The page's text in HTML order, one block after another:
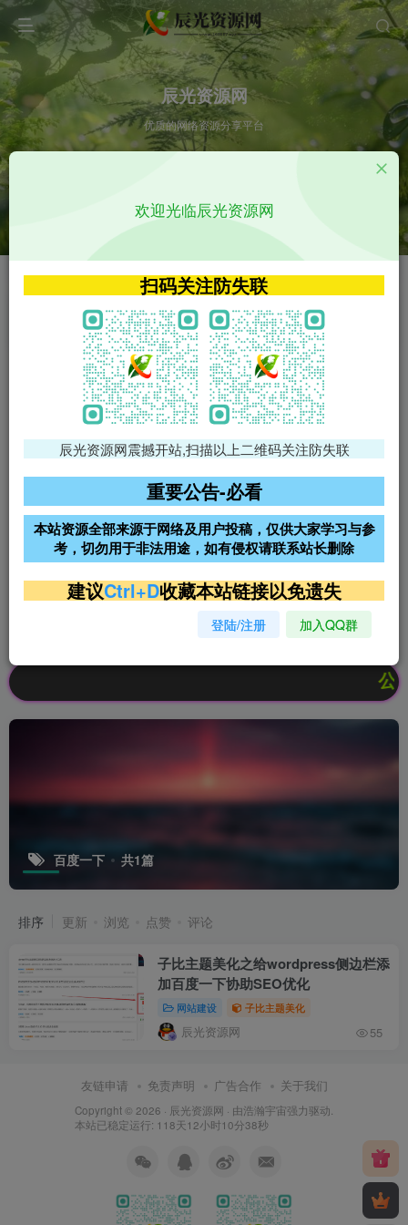
辰光资源网
优质的网络资源分享平台
VIP特权介绍 APP源码
VIP特权介绍
火
VIP特权介绍
影视源码
影视源码
免费领支付宝红包
腾讯轻量4核4G3M服务器38元/
阿里云2核2G200M服务器68元/
年
雨云高防免备案服务器
超低价文字广告位招租 超低价文字广告位招租
超低价文字广告位招租
公告
百度一下 共1篇
排序 更新 浏览 点赞 评论
子比主题美化之给wordpress侧边栏添
加百度一下协助SEO优化
网站建设 子比主题美化
辰光资源网 55
友链申请 免责声明 广告合作 关于我们
Copyright © 2026 · 辰光资源网 · 由浩瀚宇宙强力驱动.
本站已稳定运行: 118天12小时10分38秒
欢迎光临辰光资源网
扫码关注防失联
辰光资源网震撼开站,扫描以上二维码关注防失联
重要公告-必看
本站资源全部来源于网络及用户投稿，仅供大家学习与参
考，切勿用于非法用途，如有侵权请联系站长删除
建议Ctrl+D收藏本站链接以免遗失
登陆/注册 加入QQ群